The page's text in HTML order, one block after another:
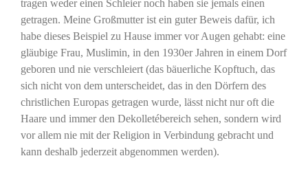
tragen weder einen Schleier noch haben sie jemals einen
getragen. Meine Großmutter ist ein guter Beweis dafür, ich
habe dieses Beispiel zu Hause immer vor Augen gehabt: eine
gläubige Frau, Muslimin, in den 1930er Jahren in einem Dorf
geboren und nie verschleiert (das bäuerliche Kopftuch, das
sich nicht von dem unterscheidet, das in den Dörfern des
christlichen Europas getragen wurde, lässt nicht nur oft die
Haare und immer den Dekolletébereich sehen, sondern wird
vor allem nie mit der Religion in Verbindung gebracht und
kann deshalb jederzeit abgenommen werden).